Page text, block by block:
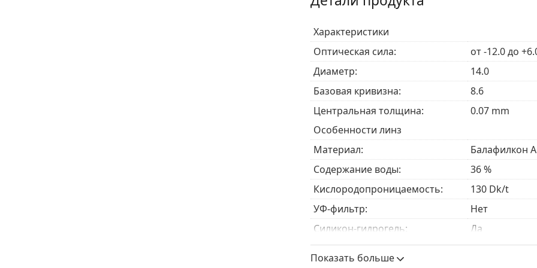
Более четкое зрение
Ежемесячное или непрерывное ношение
также могут носиться непрерывно до 30
Легкое применение– Полезный оттенок
Для кого предназначены
PureVision 2 подходят для тех, кто носит
четкость зрения. Они идеально подходят для:
Тех, ктоблизорук(миопия) илидальнозорок
Тех, кто ищет четкое, ясное зрение в
Тех, кто предпочитает ежемесячный период
линзы
Часто задаваемые вопросы о
Характеристики
Оптическая сила:
от -12.0 до
Диаметр:
14.0
Базовая кривизна:
8.6
Центральная толщина:
0.07 mm
Особенности линз
Материал:
Балафилкон
Содержание воды:
36 %
Кислородопроницаемость:
130 Dk/t
УФ-фильтр:
Нет
Силикон-гидрогель:
Да
Использование
Показать больше